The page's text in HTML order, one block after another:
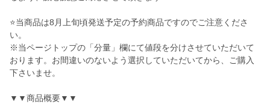
⭐️当商品は8月上旬頃発送予定の予約商品ですのでご注意くださ
い。
※当ページトップの「分量」欄にて値段を分けさせていただいて
おります。お間違いのないよう選択していただいてから、ご購入
下さいませ。
▼▼商品概要▼▼